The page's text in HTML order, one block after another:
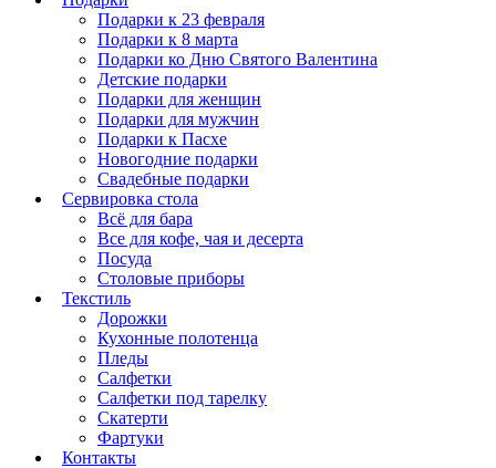
Подарки к 23 февраля
Подарки к 8 марта
Подарки ко Дню Святого Валентина
Детские подарки
Подарки для женщин
Подарки для мужчин
Подарки к Пасхе
Новогодние подарки
Свадебные подарки
Сервировка стола
Всё для бара
Все для кофе, чая и десерта
Посуда
Столовые приборы
Текстиль
Дорожки
Кухонные полотенца
Пледы
Салфетки
Салфетки под тарелку
Скатерти
Фартуки
Контакты